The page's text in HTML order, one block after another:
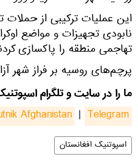
این عملیات ترکیبی از حملات
نابودی تجهیزات و مواضع
تهاجمی منطقه را پاکسازی
پرچم‌های روسیه بر فراز شهر
ما را در سایت و تلگرام
Afghanistan | Telegram
اسپوتنیک افغانستان